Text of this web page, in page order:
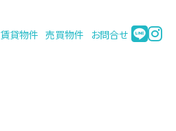
賃貸物件 売買物件 お問合せ